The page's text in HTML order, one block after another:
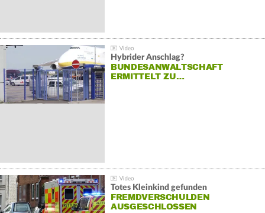
Hybrider Anschlag?
BUNDESANWALTSCHAFT
ERMITTELT ZU…
Totes Kleinkind gefunden
FREMDVERSCHULDEN
AUSGESCHLOSSEN